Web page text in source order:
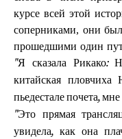
курсе всей этой
соперниками, они
прошедшими один
"Я сказала Рикако:
китайская
пьедестале почета,
"Это прямая
увидела, как она